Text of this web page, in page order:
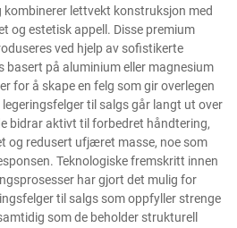
lettvekt konstruksjon med
og estetisk appell. Disse premium
ved hjelp av sofistikerte
basert på aluminium eller magnesium
for å skape en felg som gir overlegen
til salgs går langt ut over
bidrar aktivt til forbedret håndtering,
og redusert ufjæret masse, noe som
Teknologiske fremskritt innen
har gjort det mulig for
til salgs som oppfyller strenge
som de beholder strukturell